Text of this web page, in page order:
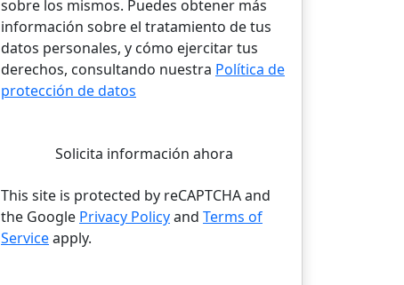
sobre los mismos. Puedes obtener más
información sobre el tratamiento de tus
datos personales, y cómo ejercitar tus
derechos, consultando nuestra Política de
protección de datos
Solicita información ahora
This site is protected by reCAPTCHA and
the Google Privacy Policyand Terms of
Serviceapply.